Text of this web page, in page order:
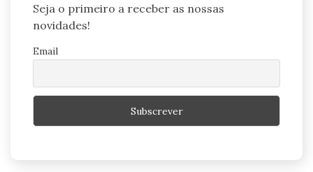
Seja o primeiro a receber as nossas
novidades!
Email